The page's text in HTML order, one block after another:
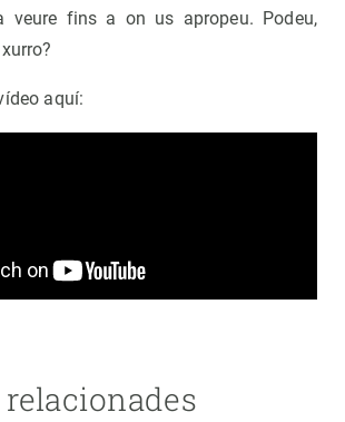
veure fins a on us apropeu. Podeu,
aquí: